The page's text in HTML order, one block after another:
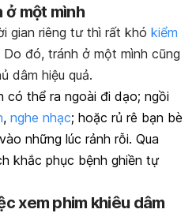
ở một mình
gian riêng tư thì rất khó kiểm
Do đó, tránh ở một mình cũng
dâm hiệu quả.
có thể ra ngoài đi dạo; ngồi
, nghe nhạc; hoặc rủ rê bạn bè
những lúc rảnh rỗi. Qua
khắc phục bệnh ghiền tự
xem phim khiêu dâm